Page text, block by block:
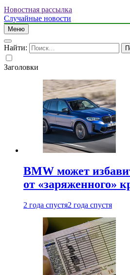
Новостная рассылка
Случайные новости
Меню
Найти:
Заголовки
BMW может
от «заряженного»
2 года спустя2 года спустя